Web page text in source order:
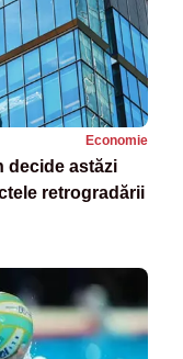
Economie
decide astăzi
retrogradării